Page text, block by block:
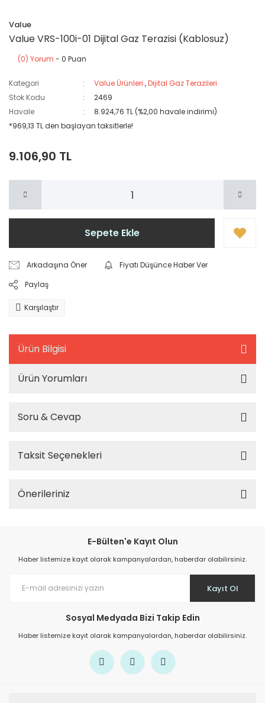
Value
Value VRS-100i-01 Dijital Gaz Terazisi (Kablosuz)
(0) Yorum - 0 Puan
Kategori Value Ürünleri ,Dijital Gaz Terazileri
Stok Kodu
2469
Havale
8.924,76 TL (%2,00 havale indirimi)
*969,13 TL den başlayan taksitlerle!
9.106,90 TL
Sepete Ekle
Arkadaşına Öner
Fiyatı Düşünce Haber Ver
Paylaş
Karşılaştır
Ürün Bilgisi
Ürün Yorumları
Soru & Cevap
Taksit Seçenekleri
Önerileriniz
E-Bülten'e Kayıt Olun
Haber listemize kayıt olarak kampanyalardan, haberdar olabilirsiniz.
Kayıt Ol
Sosyal Medyada Bizi Takip Edin
Haber listemize kayıt olarak kampanyalardan, haberdar olabilirsiniz.